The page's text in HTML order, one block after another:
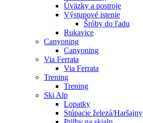
Úväzky a postroje
Výstupové istenie
Šróby do ľadu
Rukavice
Canyoning
Canyoning
Via Ferrata
Via Ferrata
Trening
Trening
Ski Alp
Lopatky
Stúpacie železá/Haršajny